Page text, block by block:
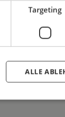
Targeting
ALLE